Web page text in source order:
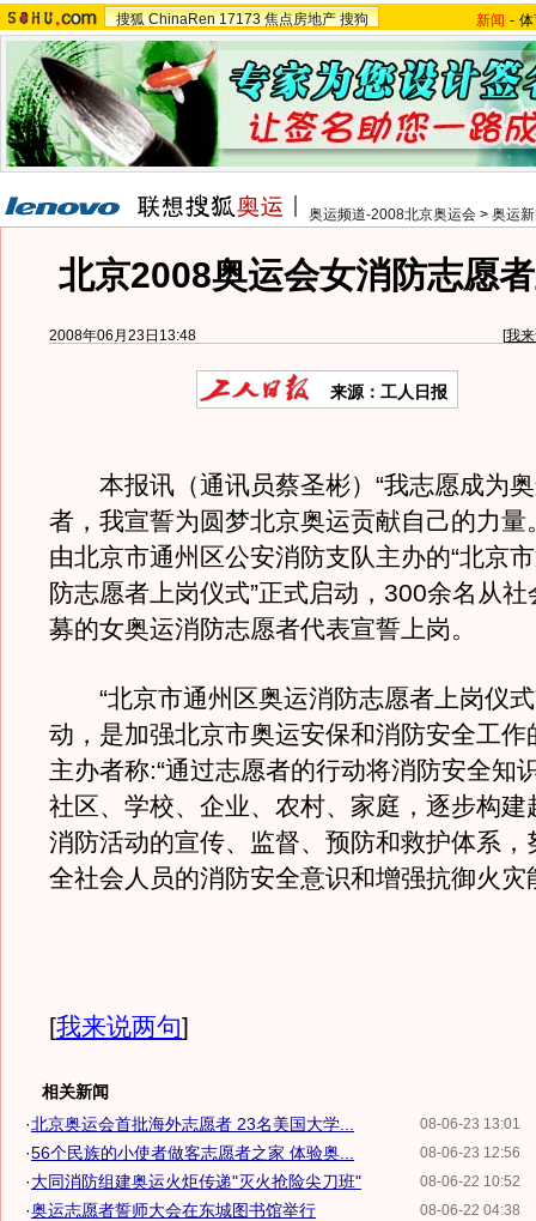
搜狐 ChinaRen 17173 焦点房地产 搜狗 新闻 -
奥运频道-2008北京奥运会 > 奥运
北京2008奥运会女消防志愿
2008年06月23日13:48 [我
来源：工人日报
本报讯（通讯员蔡圣彬）“我志愿成为奥
者，我宣誓为圆梦北京奥运贡献自己的力量
由北京市通州区公安消防支队主办的“北京
防志愿者上岗仪式”正式启动，300余名从
募的女奥运消防志愿者代表宣誓上岗。
“北京市通州区奥运消防志愿者上岗仪式
动，是加强北京市奥运安保和消防安全工作
主办者称:“通过志愿者的行动将消防安全知
社区、学校、企业、农村、家庭，逐步构建
消防活动的宣传、监督、预防和救护体系，
全社会人员的消防安全意识和增强抗御火灾
[我来说两句]
相关新闻
08-06-23 13:01
·北京奥运会首批海外志愿者 23名美国大学...
08-06-23 12:56
·56个民族的小使者做客志愿者之家 体验奥...
08-06-22 10:52
·大同消防组建奥运火炬传递"灭火抢险尖刀班"
08-06-22 04:38
·奥运志愿者誓师大会在东城图书馆举行